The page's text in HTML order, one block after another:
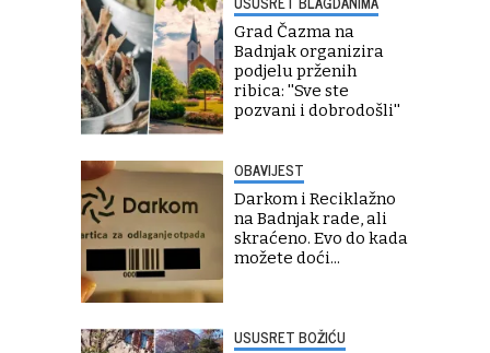
Grad Čazma na
Badnjak organizira
podjelu prženih
ribica: ''Sve ste
pozvani i dobrodošli''
OBAVIJEST
Darkom i Reciklažno
na Badnjak rade, ali
skraćeno. Evo do kada
možete doći...
USUSRET BOŽIĆU